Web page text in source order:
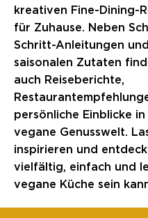
kreativen Fine-Dining-
für Zuhause. Neben
Schritt-Anleitungen
saisonalen Zutaten
auch Reiseberichte,
persönliche Einblicke in
vegane Genusswelt.
inspirieren und
vielfältig, einfach und
vegane Küche sein